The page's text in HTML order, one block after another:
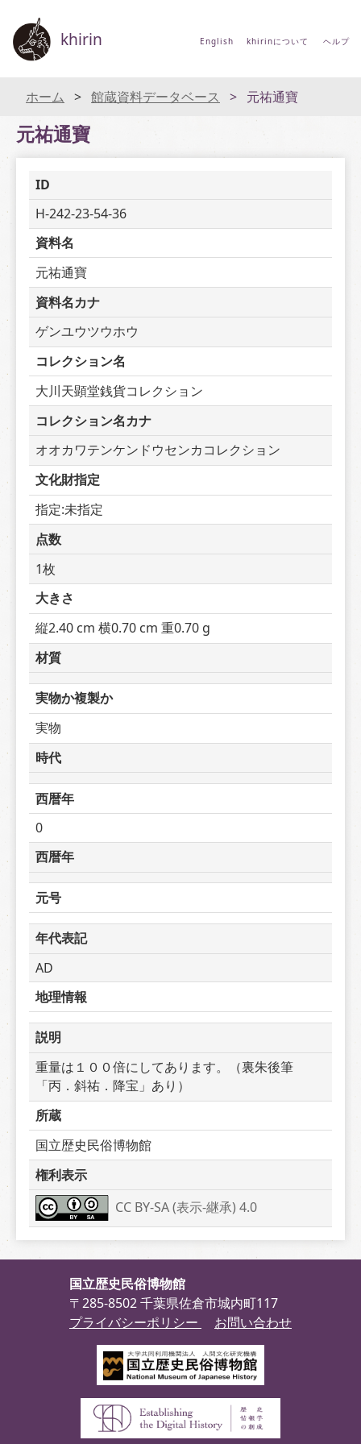
khirin English khirinについて ヘルプ
ホーム 館蔵資料データベース 元祐通寶
元祐通寶
ID
H-242-23-54-36
資料名
元祐通寶
資料名カナ
ゲンユウツウホウ
コレクション名
大川天顕堂銭貨コレクション
コレクション名カナ
オオカワテンケンドウセンカコレクション
文化財指定
指定:未指定
点数
1枚
大きさ
縦2.40 cm 横0.70 cm 重0.70 g
材質
実物か複製か
実物
時代
西暦年
0
西暦年
元号
年代表記
AD
地理情報
説明
重量は１００倍にしてあります。（裏朱後筆
「丙．斜祐．降宝」あり）
所蔵
国立歴史民俗博物館
権利表示
CC BY-SA (表示-継承) 4.0
国立歴史民俗博物館
〒285-8502 千葉県佐倉市城内町117
プライバシーポリシー
お問い合わせ